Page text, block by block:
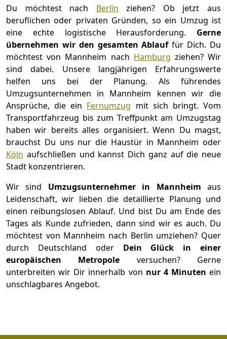
Du möchtest nach Berlin ziehen? Ob jetzt aus
beruflichen oder privaten Gründen, so ein Umzug ist
eine echte logistische Herausforderung. Gerne
übernehmen wir den gesamten Ablauffür Dich. Du
möchtest von Mannheim nach Hamburg ziehen? Wir
sind dabei. Unsere langjährigen Erfahrungswerte
helfen uns bei der Planung. Als führendes
Umzugsunternehmen in Mannheim kennen wir die
Ansprüche, die ein Fernumzug mit sich bringt. Vom
Transportfahrzeug bis zum Treffpunkt am Umzugstag
haben wir bereits alles organisiert. Wenn Du magst,
brauchst Du uns nur die Haustür in Mannheim oder
Köln aufschließen und kannst Dich ganz auf die neue
Stadt konzentrieren.
Wir sind Umzugsunternehmer in Mannheim aus
Leidenschaft, wir lieben die detaillierte Planung und
einen reibungslosen Ablauf. Und bist Du am Ende des
Tages als Kunde zufrieden, dann sind wir es auch. Du
möchtest von Mannheim nach Berlin umziehen? Quer
durch Deutschland oder Dein Glück in einer
europäischen Metropole versuchen? Gerne
unterbreiten wir Dir innerhalb von nur 4 Minuten ein
unschlagbares Angebot.